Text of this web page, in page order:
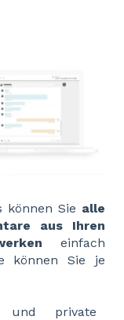
können Sie alle
aus Ihren
einfach
können Sie je
und private